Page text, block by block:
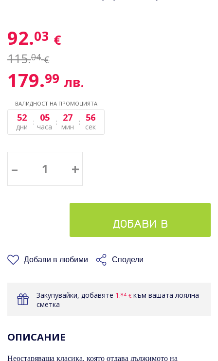
92.03 €
115.04 €
179.99 лв.
ВАЛИДНОСТ НА ПРОМОЦИЯТА
52
дни
05
часа
27
мин
55
сек
– +
ДОБАВИ В
КОШНИЦАТА
Добави в любими Сподели
Закупувайки, добавяте 1.84 € към вашата лоялна
сметка
ОПИСАНИЕ
Неостаряваща класика, която отдава дължимото на